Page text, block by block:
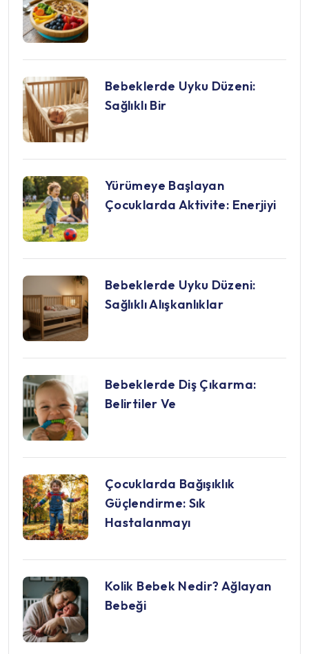
Bebeklerde Uyku Düzeni:
Sağlıklı Bir
Yürümeye Başlayan
Çocuklarda Aktivite: Enerjiyi
Bebeklerde Uyku Düzeni:
Sağlıklı Alışkanlıklar
Bebeklerde Diş Çıkarma:
Belirtiler Ve
Çocuklarda Bağışıklık
Güçlendirme: Sık
Hastalanmayı
Kolik Bebek Nedir? Ağlayan
Bebeği